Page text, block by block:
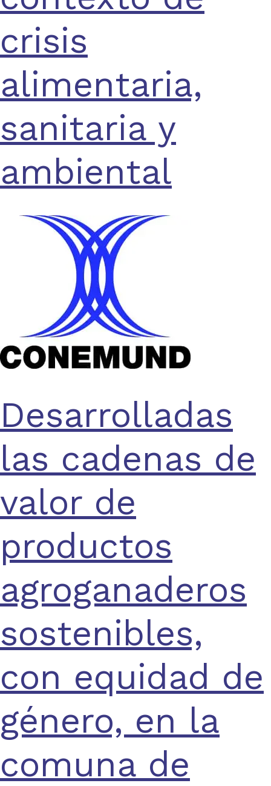
crisis
alimentaria,
sanitaria y
ambiental
Desarrolladas
las cadenas de
valor de
productos
agroganaderos
sostenibles,
con equidad de
género, en la
comuna de